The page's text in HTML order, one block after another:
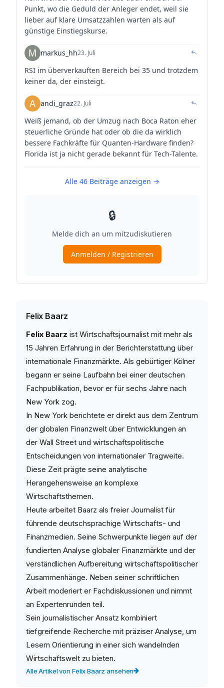
Felix Baarz
Felix Baarz ist Wirtschaftsjournalist mit mehr als
15 Jahren Erfahrung in der Berichterstattung über
internationale Finanzmärkte. Als gebürtiger Kölner
begann er seine Laufbahn bei einer deutschen
Fachpublikation, bevor er für sechs Jahre nach
New York zog.
In New York berichtete er direkt aus dem Zentrum
der globalen Finanzwelt über Entwicklungen an
der Wall Street und wirtschaftspolitische
Entscheidungen von internationaler Tragweite.
Diese Zeit prägte seine analytische
Herangehensweise an komplexe
Wirtschaftsthemen.
Heute arbeitet Baarz als freier Journalist für
führende deutschsprachige Wirtschafts- und
Finanzmedien. Seine Schwerpunkte liegen auf der
fundierten Analyse globaler Finanzmärkte und der
verständlichen Aufbereitung wirtschaftspolitischer
Zusammenhänge. Neben seiner schriftlichen
Arbeit moderiert er Fachdiskussionen und nimmt
an Expertenrunden teil.
Sein journalistischer Ansatz kombiniert
tiefgreifende Recherche mit präziser Analyse, um
Lesern Orientierung in einer sich wandelnden
Wirtschaftswelt zu bieten.
Alle Artikel von Felix Baarz ansehen